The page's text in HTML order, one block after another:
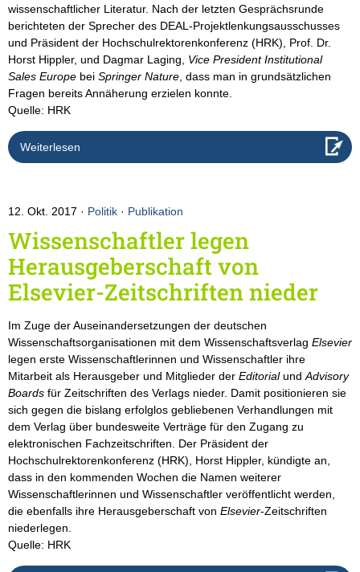
wissenschaftlicher Literatur. Nach der letzten Gesprächsrunde
berichteten der Sprecher des DEAL-Projektlenkungsausschusses
und Präsident der Hochschulrektorenkonferenz (HRK), Prof. Dr.
Horst Hippler, und Dagmar Laging, Vice President Institutional
Sales Europe bei Springer Nature, dass man in grundsätzlichen
Fragen bereits Annäherung erzielen konnte.
Quelle: HRK
Weiterlesen
12. Okt. 2017 Politik · Publikation
Wissenschaftler legen
Herausgeberschaft von
Elsevier-Zeitschriften nieder
Im Zuge der Auseinandersetzungen der deutschen
Wissenschaftsorganisationen mit dem Wissenschaftsverlag Elsevier
legen erste Wissenschaftlerinnen und Wissenschaftler ihre
Mitarbeit als Herausgeber und Mitglieder der EditorialundAdvisory
Boards für Zeitschriften des Verlags nieder. Damit positionieren sie
sich gegen die bislang erfolglos gebliebenen Verhandlungen mit
dem Verlag über bundesweite Verträge für den Zugang zu
elektronischen Fachzeitschriften. Der Präsident der
Hochschulrektorenkonferenz (HRK), Horst Hippler, kündigte an,
dass in den kommenden Wochen die Namen weiterer
Wissenschaftlerinnen und Wissenschaftler veröffentlicht werden,
die ebenfalls ihre Herausgeberschaft von Elsevier-Zeitschriften
niederlegen.
Quelle: HRK